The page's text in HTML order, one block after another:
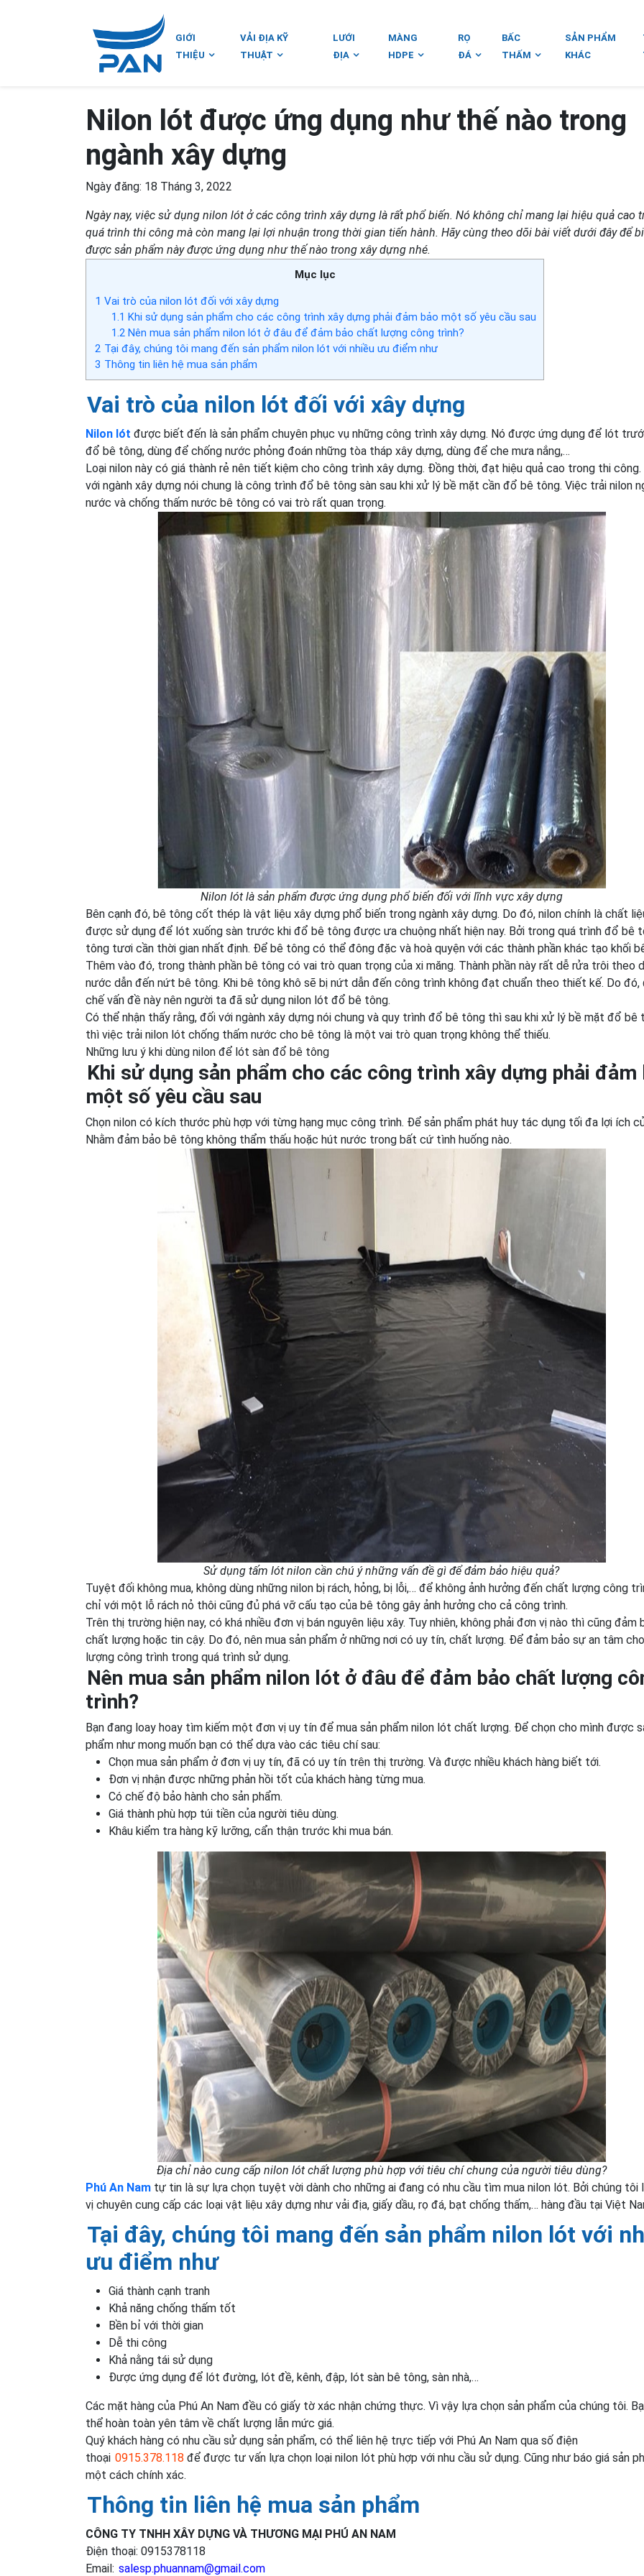
GIỚI
THIỆU
VẢI ĐỊA KỸ
THUẬT
LƯỚI
ĐỊA
MÀNG
HDPE
RỌ
ĐÁ
BẤC
THẤM
SẢN PHẨM
KHÁC
Nilon lót được ứng dụng như thế nào trong
ngành xây dựng
Ngày đăng: 18 Tháng 3, 2022
Ngày nay, việc sử dụng nilon lót ở các công trình xây dựng là rất phổ biến. Nó không chỉ mang lại hiệu quả cao
quá trình thi công mà còn mang lại lợi nhuận trong thời gian tiến hành. Hãy cùng theo dõi bài viết dưới đây để
được sản phẩm này được ứng dụng như thế nào trong xây dựng nhé.
Mục lục
1 Vai trò của nilon lót đối với xây dựng
1.1 Khi sử dụng sản phẩm cho các công trình xây dựng phải đảm bảo một số yêu cầu sau
1.2Nên mua sản phẩm nilon lót ở đâu để đảm bảo chất lượng công trình?
2 Tại đây, chúng tôi mang đến sản phẩm nilon lót với nhiều ưu điểm như
3 Thông tin liên hệ mua sản phẩm
Vai trò của nilon lót đối với xây dựng
Nilon lót được biết đến là sản phẩm chuyên phục vụ những công trình xây dựng. Nó được ứng dụng để lót
đổ bê tông, dùng để chống nước phỏng đoán những tòa tháp xây dựng, dùng để che mưa nắng,…
Loại nilon này có giá thành rẻ nên tiết kiệm cho công trình xây dựng. Đồng thời, đạt hiệu quả cao trong thi
với ngành xây dựng nói chung là công trình đổ bê tông sàn sau khi xử lý bề mặt cần đổ bê tông. Việc trải nilon
nước và chống thấm nước bê tông có vai trò rất quan trọng.
Nilon lót là sản phẩm được ứng dụng phổ biến đối với lĩnh vực xây dựng
Bên cạnh đó, bê tông cốt thép là vật liệu xây dựng phổ biến trong ngành xây dựng. Do đó, nilon chính là chất
được sử dụng để lót xuống sàn trước khi đổ bê tông được ưa chuộng nhất hiện nay. Bởi trong quá trình đổ bê
tông tươi cần thời gian nhất định. Để bê tông có thể đông đặc và hoà quyện với các thành phần khác tạo khối
Thêm vào đó, trong thành phần bê tông có vai trò quan trọng của xi măng. Thành phần này rất dễ rửa trôi theo
nước dẫn đến nứt bê tông. Khi bê tông khô sẽ bị nứt dẫn đến công trình không đạt chuẩn theo thiết kế. Do đó,
chế vấn đề này nên người ta đã sử dụng nilon lót đổ bê tông.
Có thể nhận thấy rằng, đối với ngành xây dựng nói chung và quy trình đổ bê tông thì sau khi xử lý bề mặt đổ bê
thì việc trải nilon lót chống thấm nước cho bê tông là một vai trò quan trọng không thể thiếu.
Những lưu ý khi dùng nilon để lót sàn đổ bê tông
Khi sử dụng sản phẩm cho các công trình xây dựng phải đảm
một số yêu cầu sau
Chọn nilon có kích thước phù hợp với từng hạng mục công trình. Để sản phẩm phát huy tác dụng tối đa lợi ích
Nhằm đảm bảo bê tông không thẩm thấu hoặc hút nước trong bất cứ tình huống nào.
Sử dụng tấm lót nilon cần chú ý những vấn đề gì để đảm bảo hiệu quả?
Tuyệt đối không mua, không dùng những nilon bị rách, hỏng, bị lỗi,… để không ảnh hưởng đến chất lượng công
chỉ với một lỗ rách nỏ thôi cũng đủ phá vỡ cấu tạo của bê tông gây ảnh hưởng cho cả công trình.
Trên thị trường hiện nay, có khá nhiều đơn vị bán nguyên liệu xây. Tuy nhiên, không phải đơn vị nào thì cũng đảm
chất lượng hoặc tin cậy. Do đó, nên mua sản phẩm ở những nơi có uy tín, chất lượng. Để đảm bảo sự an tâm
lượng công trình trong quá trình sử dụng.
Nên mua sản phẩm nilon lót ở đâu để đảm bảo chất lượng
trình?
Bạn đang loay hoay tìm kiếm một đơn vị uy tín để mua sản phẩm nilon lót chất lượng. Để chọn cho mình được
phẩm như mong muốn bạn có thể dựa vào các tiêu chí sau:
Chọn mua sản phẩm ở đơn vị uy tín, đã có uy tín trên thị trường. Và được nhiều khách hàng biết tới.
Đơn vị nhận được những phản hồi tốt của khách hàng từng mua.
Có chế độ bảo hành cho sản phẩm.
Giá thành phù hợp túi tiền của người tiêu dùng.
Khâu kiểm tra hàng kỹ lưỡng, cẩn thận trước khi mua bán.
Địa chỉ nào cung cấp nilon lót chất lượng phù hợp với tiêu chí chung của người tiêu dùng?
Phú An Nam tự tin là sự lựa chọn tuyệt vời dành cho những ai đang có nhu cầu tìm mua nilon lót. Bởi chúng tôi
vị chuyên cung cấp các loại vật liệu xây dựng như vải địa, giấy dầu, rọ đá, bạt chống thấm,… hàng đầu tại Việt
Tại đây, chúng tôi mang đến sản phẩm nilon lót với
ưu điểm như
Giá thành cạnh tranh
Khả năng chống thấm tốt
Bền bỉ với thời gian
Dễ thi công
Khả nằng tái sử dụng
Được ứng dụng để lót đường, lót đề, kênh, đập, lót sàn bê tông, sàn nhà,…
Các mặt hàng của Phú An Nam đều có giấy tờ xác nhận chứng thực. Vì vậy lựa chọn sản phẩm của chúng tôi.
thể hoàn toàn yên tâm về chất lượng lẫn mức giá.
Quý khách hàng có nhu cầu sử dụng sản phẩm, có thể liên hệ trực tiếp với Phú An Nam qua số điện
thoại 0915.378.118 để được tư vấn lựa chọn loại nilon lót phù hợp với nhu cầu sử dụng. Cũng như báo giá sản
một cách chính xác.
Thông tin liên hệ mua sản phẩm
CÔNG TY TNHH XÂY DỰNG VÀ THƯƠNG MẠI PHÚ AN NAM
Điện thoại: 0915378118
Email: salesp.phuannam@gmail.com